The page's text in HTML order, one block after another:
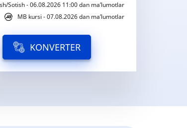
Sotish - 06.08.2026 11:00 dan ma’lumotlar
MB kursi - 07.08.2026 dan ma’lumotlar
KONVERTER